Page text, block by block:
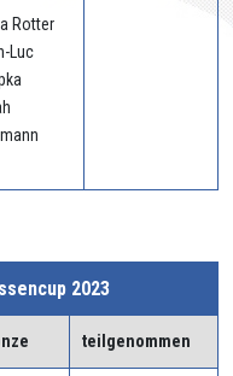
Rotter
Luc
2023
teilgenommen